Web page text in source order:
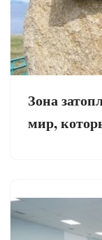
Зона
мир,